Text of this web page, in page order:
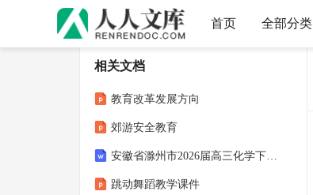
首页 全部分类
相关文档
教育改革发展方向
郊游安全教育
安徽省滁州市2026届高三化学下学期第二次教学质量监测试卷【含答案】
跳动舞蹈教学课件